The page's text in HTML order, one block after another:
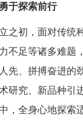
于探索前行
之初，面对传统
不足等诸多难题
先、拼搏奋进的
研究、新品种引
，全身心地探索